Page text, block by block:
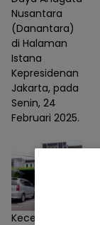
Nusantara
(Danantara)
di Halaman
Istana
Kepresidenan
Jakarta, pada
Senin, 24
Februari 2025.
Kecewa,